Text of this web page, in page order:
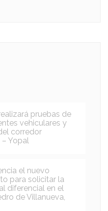
pruebas de
vehiculares y
corredor
Yopal
el nuevo
para solicitar la
diferencial en el
de Villanueva,